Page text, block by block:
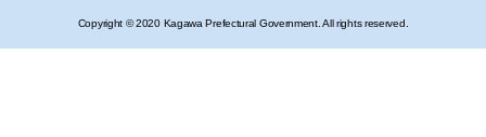
Copyright © 2020 Kagawa Prefectural Government. All rights reserved.